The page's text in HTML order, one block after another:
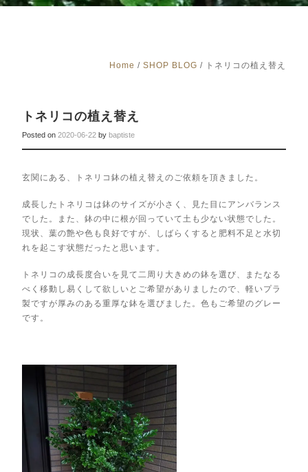
Home / SHOP BLOG / トネリコの植え替え
トネリコの植え替え
Posted on2020-06-22 bybaptiste
玄関にある、トネリコ鉢の植え替えのご依頼を頂きました。
成長したトネリコは鉢のサイズが小さく、見た目にアンバランス
でした。また、鉢の中に根が回っていて土も少ない状態でした。
現状、葉の艶や色も良好ですが、しばらくすると肥料不足と水切
れを起こす状態だったと思います。
トネリコの成長度合いを見て二周り大きめの鉢を選び、またなる
べく移動し易くして欲しいとご希望がありましたので、軽いプラ
製ですが厚みのある重厚な鉢を選びました。色もご希望のグレー
です。